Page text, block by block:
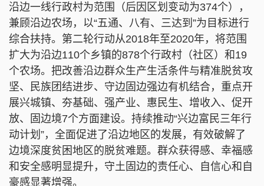
沿边一线行政村为范围（后因区划变动为374个），
兼顾沿边农场，以“五通、八有、三达到”为目标进行
综合扶持。第二轮行动从2018年至2020年，将范围
扩大为沿边110个乡镇的878个行政村（社区）和19
个农场。把改善沿边群众生产生活条件与精准脱贫攻
坚、民族团结进步、守边固边强边有机结合，重点开
展兴城镇、夯基础、强产业、惠民生、增收入、促开
放、固边境7个方面建设。持续推动“兴边富民三年行
动计划”，全面促进了沿边地区的发展，有效破解了
边境深度贫困地区的脱贫难题。群众获得感、幸福感
和安全感明显提升，守土固边的责任心、自信心和自
豪感显著增强。